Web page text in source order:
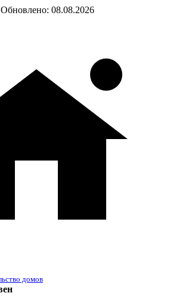
Обновлено: 08.08.2026
домов